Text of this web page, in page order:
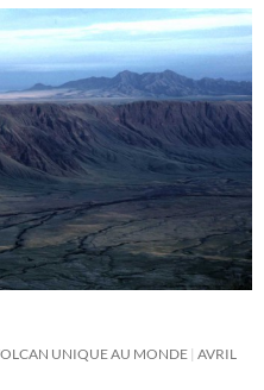
UNIQUE AU MONDE AVRIL